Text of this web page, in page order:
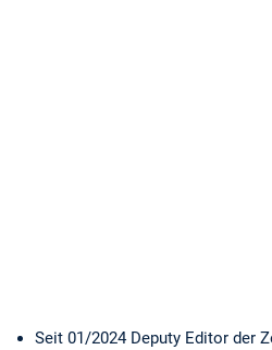
Seit 01/2024 Deputy Editor der